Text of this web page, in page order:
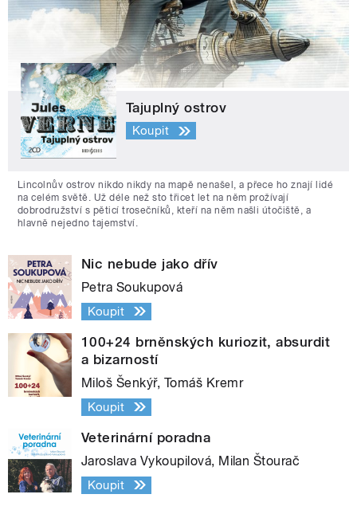
Tajuplný ostrov
Koupit
Lincolnův ostrov nikdo nikdy na mapě nenašel, a přece ho znají lidé
na celém světě. Už déle než sto třicet let na něm prožívají
dobrodružství s pěticí trosečníků, kteří na něm našli útočiště, a
hlavně nejedno tajemství.
Nic nebude jako dřív
Petra Soukupová
Koupit
100+24 brněnských kuriozit, absurdit
a bizarností
Miloš Šenkýř, Tomáš Kremr
Koupit
Veterinární poradna
Jaroslava Vykoupilová, Milan Štourač
Koupit